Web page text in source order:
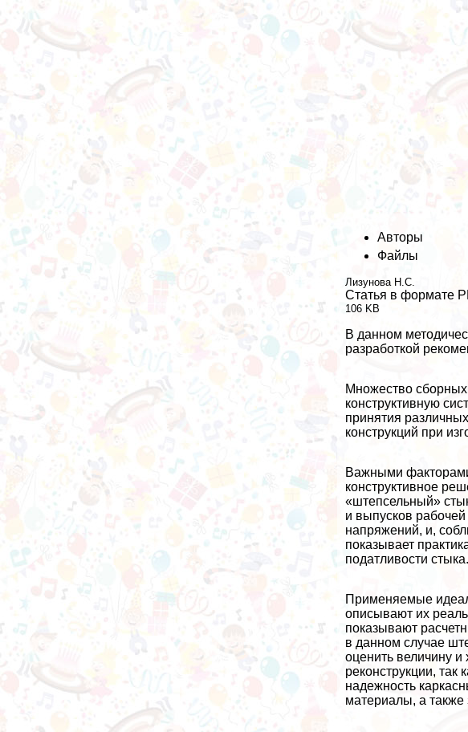
Авторы
Файлы
Лизунова Н.С.
Статья в формате
106 KB
В данном
разработкой
Множество
конструктивную
принятия
конструкций при
Важными
конструктивное
«штепсельный»
и выпусков
напряжений, и,
показывает
податливости стыка.
Применяемые
описывают их
показывают
в данном случае
оценить величину
реконструкции,
надежность
материалы, а